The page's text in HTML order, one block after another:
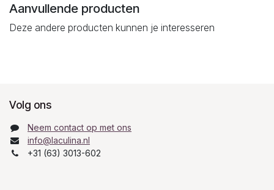
Aanvullende producten
Deze andere producten kunnen je interesseren
Volg ons
Neem contact op met ons
info@laculina.nl
+31 (63) 3013-602